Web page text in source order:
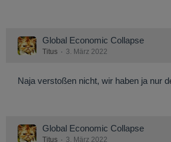
Global Economic Collapse
Titus 3. März 2022
Naja verstoßen nicht, wir haben ja nur
Global Economic Collapse
Titus 3. März 2022